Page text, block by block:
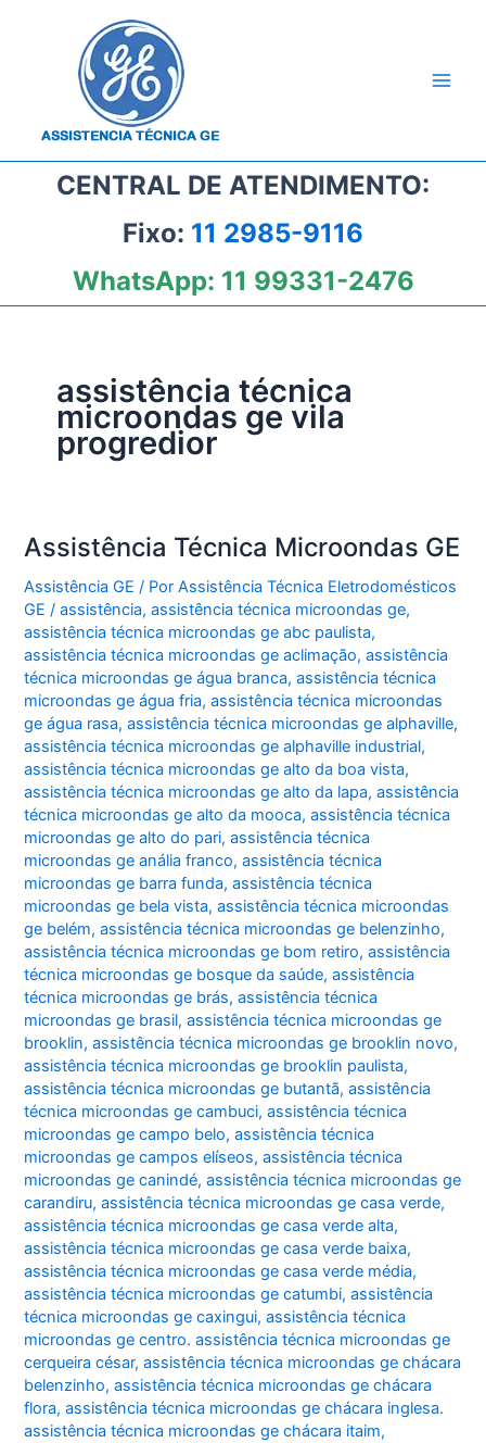
CENTRAL DE ATENDIMENTO:
Fixo: 11 2985-9116
WhatsApp: 11 99331-2476
assistência técnica
microondas ge vila
progredior
Assistência Técnica Microondas GE
Assistência GE / PorAssistência Técnica Eletrodomésticos
GE/assistência,assistência técnica microondas ge,
assistência técnica microondas ge abc paulista,
assistência técnica microondas ge aclimação,assistência
técnica microondas ge água branca,assistência técnica
microondas ge água fria,assistência técnica microondas
ge água rasa,assistência técnica microondas ge alphaville,
assistência técnica microondas ge alphaville industrial,
assistência técnica microondas ge alto da boa vista,
assistência técnica microondas ge alto da lapa,assistência
técnica microondas ge alto da mooca,assistência técnica
microondas ge alto do pari,assistência técnica
microondas ge anália franco,assistência técnica
microondas ge barra funda,assistência técnica
microondas ge bela vista,assistência técnica microondas
ge belém,assistência técnica microondas ge belenzinho,
assistência técnica microondas ge bom retiro,assistência
técnica microondas ge bosque da saúde,assistência
técnica microondas ge brás,assistência técnica
microondas ge brasil,assistência técnica microondas ge
brooklin,assistência técnica microondas ge brooklin novo,
assistência técnica microondas ge brooklin paulista,
assistência técnica microondas ge butantã,assistência
técnica microondas ge cambuci,assistência técnica
microondas ge campo belo,assistência técnica
microondas ge campos elíseos,assistência técnica
microondas ge canindé,assistência técnica microondas ge
carandiru,assistência técnica microondas ge casa verde,
assistência técnica microondas ge casa verde alta,
assistência técnica microondas ge casa verde baixa,
assistência técnica microondas ge casa verde média,
assistência técnica microondas ge catumbi,assistência
técnica microondas ge caxingui,assistência técnica
microondas ge centro. assistência técnica microondas ge
cerqueira césar,assistência técnica microondas ge chácara
belenzinho,assistência técnica microondas ge chácara
flora,assistência técnica microondas ge chácara inglesa.
assistência técnica microondas ge chácara itaim,